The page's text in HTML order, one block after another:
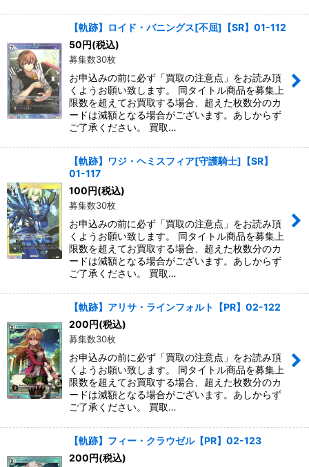
【軌跡】ロイド・バニングス[不屈]【SR】01-112
50円(税込)
募集数30枚
お申込みの前に必ず「買取の注意点」をお読み頂
くようお願い致します。 同タイトル商品を募集上
限数を超えてお買取する場合、超えた枚数分のカ
ードは減額となる場合がございます。あしからず
ご了承ください。 買取…
【軌跡】ワジ・ヘミスフィア[守護騎士]【SR】
01-117
100円(税込)
募集数30枚
お申込みの前に必ず「買取の注意点」をお読み頂
くようお願い致します。 同タイトル商品を募集上
限数を超えてお買取する場合、超えた枚数分のカ
ードは減額となる場合がございます。あしからず
ご了承ください。 買取…
【軌跡】アリサ・ラインフォルト【PR】02-122
200円(税込)
募集数30枚
お申込みの前に必ず「買取の注意点」をお読み頂
くようお願い致します。 同タイトル商品を募集上
限数を超えてお買取する場合、超えた枚数分のカ
ードは減額となる場合がございます。あしからず
ご了承ください。 買取…
【軌跡】フィー・クラウゼル【PR】02-123
200円(税込)